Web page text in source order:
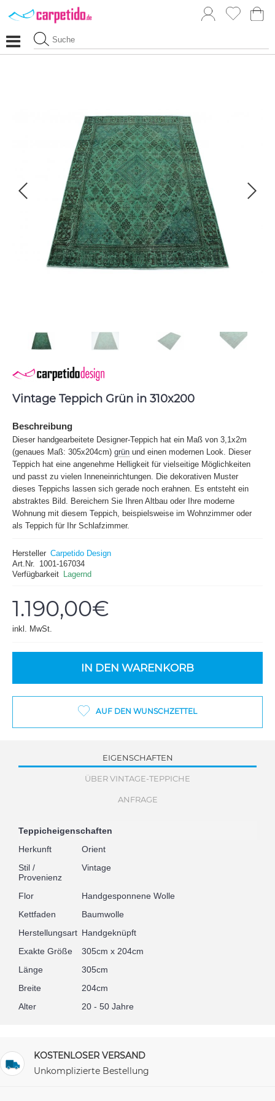
Vintage Teppich Grün in 310x200
Beschreibung
Dieser handgearbeitete Designer-Teppich hat ein Maß von 3,1x2m
(genaues Maß: 305x204cm) grün und einen modernen Look. Dieser
Teppich hat eine angenehme Helligkeit für vielseitige Möglichkeiten
und passt zu vielen Inneneinrichtungen. Die dekorativen Muster
dieses Teppichs lassen sich gerade noch erahnen. Es entsteht ein
abstraktes Bild. Bereichern Sie Ihren Altbau oder Ihre moderne
Wohnung mit diesem Teppich, beispielsweise im Wohnzimmer oder
als Teppich für Ihr Schlafzimmer.
Hersteller Carpetido Design
Art.Nr.
1001-167034
Verfügbarkeit
Lagernd
1.190,00€
inkl. MwSt.
IN DEN WARENKORB
AUF DEN WUNSCHZETTEL
EIGENSCHAFTEN
ÜBER VINTAGE-TEPPICHE
ANFRAGE
Teppicheigenschaften
Herkunft
Orient
Stil /
Provenienz
Vintage
Flor
Handgesponnene Wolle
Kettfaden
Baumwolle
Herstellungsart Handgeknüpft
Exakte Größe
305cm x 204cm
Länge
305cm
Breite
204cm
Alter
20 - 50 Jahre
KOSTENLOSER VERSAND
Unkomplizierte Bestellung